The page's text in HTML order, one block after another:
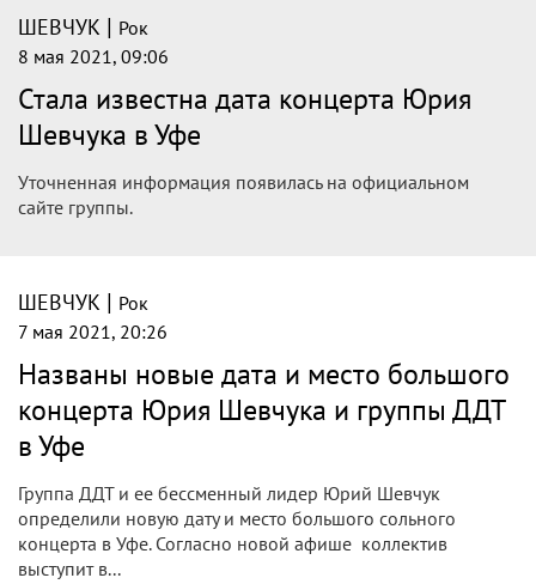
ШЕВЧУК | Рок
8 мая 2021, 09:06
Стала известна дата концерта Юрия
Шевчука в Уфе
Уточненная информация появилась на официальном
сайте группы.
ШЕВЧУК | Рок
7 мая 2021, 20:26
Названы новые дата и место большого
концерта Юрия Шевчука и группы ДДТ
в Уфе
Группа ДДТ и ее бессменный лидер Юрий Шевчук
определили новую дату и место большого сольного
концерта в Уфе. Согласно новой афише коллектив
выступит в...